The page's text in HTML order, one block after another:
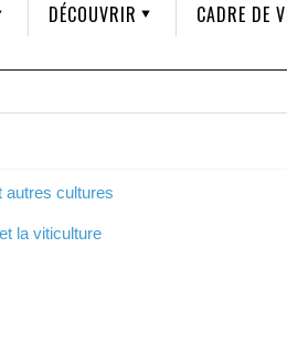
DÉCOUVRIR CADRE DE
autres cultures
la viticulture